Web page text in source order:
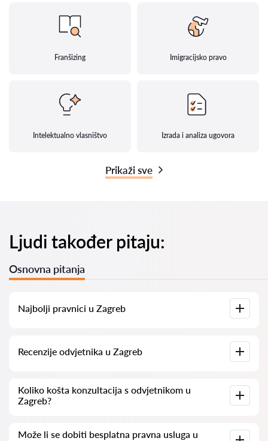
Franšizing Imigracijsko pravo
Intelektualno vlasništvo Izrada i analiza ugovora
Prikaži sve
Ljudi također pitaju:
Osnovna pitanja
Najbolji pravnici u Zagreb
informacijama. Cijene, recenzije, telefonski brojevi i adrese.
Recenzije odvjetnika u Zagreb
odvjetnicima. Ne brišemo negativne recenzije niti postoji
mogućnost njihovog lažnog povećavanja.
Koliko košta konzultacija s odvjetnikom u
Zagreb?
nadalje (cijene mogu varirati ovisno o složenosti pitanja i
Može li se dobiti besplatna pravna usluga u